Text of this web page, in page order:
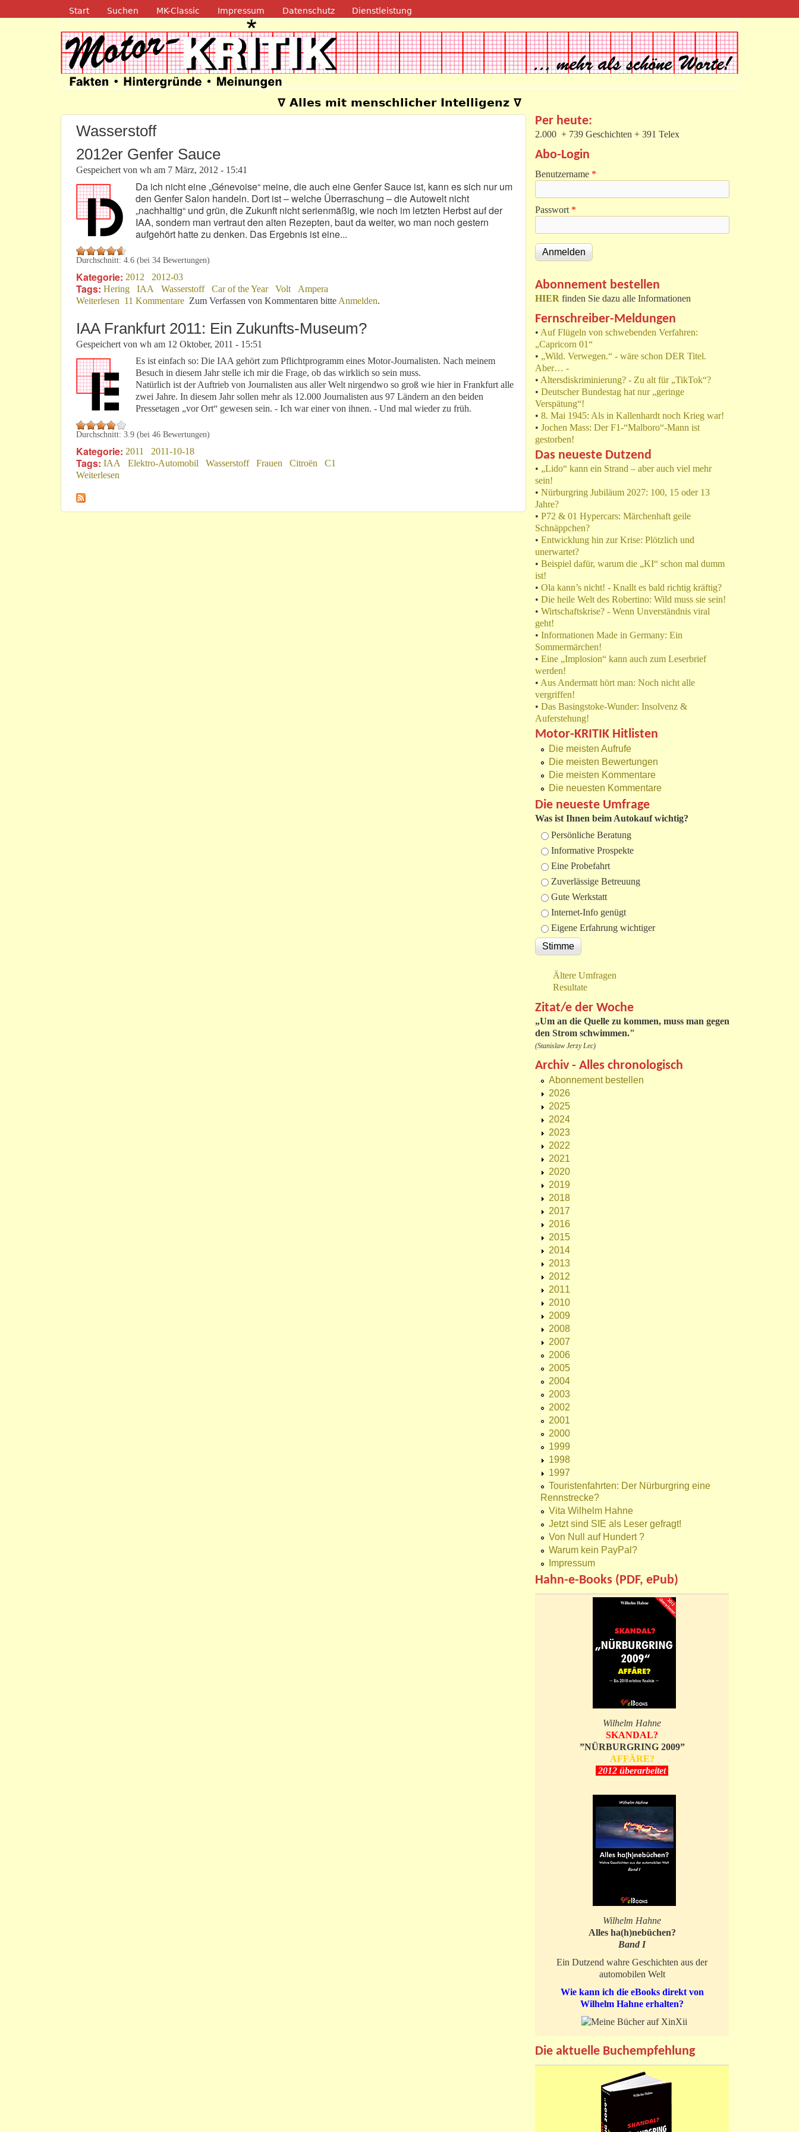
Direkt zum Inhalt
Navigation
Start Suchen MK-Classic Impressum Datenschutz Dienstleistung
Motor-Kritik.de∇ Alles mit menschlicher Intelligenz ∇
Wasserstoff
2012er Genfer Sauce
Gespeichert von wh am 7 März, 2012 - 15:41
Da ich nicht eine „Génevoise“ meine, die auch eine Genfer Sauce ist, kann es sich nur um
den Genfer Salon handeln. Dort ist – welche Überraschung – die Autowelt nicht
„nachhaltig“ und grün, die Zukunft nicht serienmäßig, wie noch im letzten Herbst auf der
IAA, sondern man vertraut den alten Rezepten, baut da weiter, wo man noch gestern
aufgehört hatte zu denken. Das Ergebnis ist eine...
Durchschnitt: 4.6 (bei 34 Bewertungen)
Kategorie: 2012 2012-03
Tags: Hering IAA Wasserstoff Car of the Year Volt
Ampera
Weiterlesen über 2012er Genfer Sauce
11 Kommentare Zum Verfassen von Kommentaren bitte Anmelden.
IAA Frankfurt 2011: Ein Zukunfts-Museum?
Gespeichert von wh am 12 Oktober, 2011 - 15:51
Es ist einfach so: Die IAA gehört zum Pflichtprogramm eines Motor-Journalisten. Nach meinem
Besuch in diesem Jahr stelle ich mir die Frage, ob das wirklich so sein muss.
Natürlich ist der Auftrieb von Journalisten aus aller Welt nirgendwo so groß wie hier in Frankfurt alle
zwei Jahre. In diesem Jahr sollen mehr als 12.000 Journalisten aus 97 Ländern an den beiden
Pressetagen „vor Ort“ gewesen sein. - Ich war einer von ihnen. - Und mal wieder zu früh.
Durchschnitt: 3.9 (bei 46 Bewertungen)
Kategorie: 2011 2011-10-18
Tags: IAA Elektro-Automobil Wasserstoff Frauen Citroën
C1
Weiterlesen
Per heute:
2.000 + 739 Geschichten + 391 Telex
Abo-Login
Benutzername *
Passwort *
Abonnement bestellen
HIER finden Sie dazu alle Informationen
Fernschreiber-Meldungen
• Auf Flügeln von schwebenden Verfahren:
„Capricorn 01“
• „Wild. Verwegen.“ - wäre schon DER Titel.
Aber… -
• Altersdiskriminierung? - Zu alt für „TikTok“?
• Deutscher Bundestag hat nur „geringe
Verspätung“!
• 8. Mai 1945: Als in Kallenhardt noch Krieg war!
• Jochen Mass: Der F1-“Malboro“-Mann ist
gestorben!
Das neueste Dutzend
• „Lido“ kann ein Strand – aber auch viel mehr
sein!
• Nürburgring Jubiläum 2027: 100, 15 oder 13
Jahre?
• P72 & 01 Hypercars: Märchenhaft geile
Schnäppchen?
• Entwicklung hin zur Krise: Plötzlich und
unerwartet?
• Beispiel dafür, warum die „KI“ schon mal dumm
ist!
• Ola kann’s nicht! - Knallt es bald richtig kräftig?
• Die heile Welt des Robertino: Wild muss sie sein!
• Wirtschaftskrise? - Wenn Unverständnis viral
geht!
• Informationen Made in Germany: Ein
Sommermärchen!
• Eine „Implosion“ kann auch zum Leserbrief
werden!
• Aus Andermatt hört man: Noch nicht alle
vergriffen!
• Das Basingstoke-Wunder: Insolvenz &
Auferstehung!
Motor-KRITIK Hitlisten
Die meisten Aufrufe
Die meisten Bewertungen
Die meisten Kommentare
Die neuesten Kommentare
Die neueste Umfrage
Was ist Ihnen beim Autokauf wichtig?
Auswahlmöglichkeiten
Persönliche Beratung
Informative Prospekte
Eine Probefahrt
Zuverlässige Betreuung
Gute Werkstatt
Internet-Info genügt
Eigene Erfahrung wichtiger
Ältere Umfragen
Resultate
Zitat/e der Woche
„Um an die Quelle zu kommen, muss man gegen
den Strom schwimmen."
(Stanislaw Jerzy Lec)
Archiv - Alles chronologisch
Abonnement bestellen
2026
2025
2024
2023
2022
2021
2020
2019
2018
2017
2016
2015
2014
2013
2012
2011
2010
2009
2008
2007
2006
2005
2004
2003
2002
2001
2000
1999
1998
1997
Touristenfahrten: Der Nürburgring eine
Rennstrecke?
Vita Wilhelm Hahne
Jetzt sind SIE als Leser gefragt!
Von Null auf Hundert ?
Warum kein PayPal?
Impressum
Hahn-e-Books (PDF, ePub)
Wilhelm Hahne
SKANDAL?
”NÜRBURGRING 2009”
AFFÄRE?
2012 überarbeitet
Wilhelm Hahne
Alles ha(h)nebüchen?
Band I
Ein Dutzend wahre Geschichten aus der
automobilen Welt
Wie kann ich die eBooks direkt von
Wilhelm Hahne erhalten?
Die aktuelle Buchempfehlung